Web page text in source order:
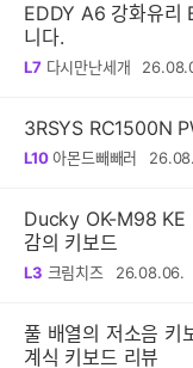
EDDY A6 강화유리
니다.
L7 다시만난세개
3RSYS RC1500N
L10 아몬드빼빼러
Ducky OK-M98 KE
감의 키보드
L3 크림치즈 26.08.06.
풀 배열의 저소음 키
계식 키보드 리뷰